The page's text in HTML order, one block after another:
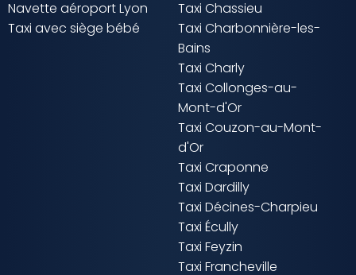
Navette aéroport Lyon
Taxi avec siège bébé
Taxi Chassieu
Taxi Charbonnière-les-
Bains
Taxi Charly
Taxi Collonges-au-
Mont-d'Or
Taxi Couzon-au-Mont-
d'Or
Taxi Craponne
Taxi Dardilly
Taxi Décines-Charpieu
Taxi Écully
Taxi Feyzin
Taxi Francheville